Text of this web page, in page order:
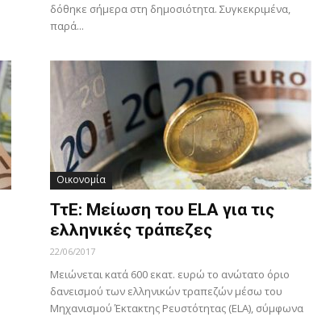
δόθηκε σήμερα στη δημοσιότητα. Συγκεκριμένα,
παρά...
Οικονομία
ΤτΕ: Μείωση του ELA για τις
ελληνικές τράπεζες
22/06/2017
Mειώνεται κατά 600 εκατ. ευρώ το ανώτατο όριο
δανεισμού των ελληνικών τραπεζών μέσω του
Μηχανισμού Έκτακτης Ρευστότητας (ELA), σύμφωνα